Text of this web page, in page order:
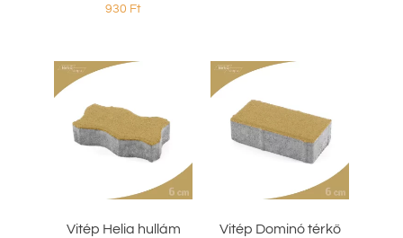
930 Ft
Vitép Helia hullám
Vitép Dominó térkő